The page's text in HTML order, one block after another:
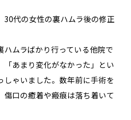
30代の女性の裏ハムラ後の修正
ハムラばかり行っている他院で
「あまり変化がなかった」とい
しゃいました。数年前に手術を
傷口の癒着や瘢痕は落ち着いて